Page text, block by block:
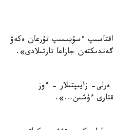
ءسۇيىسىپ تۇرعان ەكەۋ
جازاعا تارتىلادى».
ەرلى- زايىپتىلار - ءوز
ءۇشىن...».